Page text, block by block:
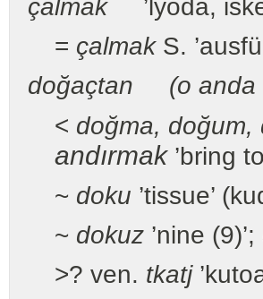
çalmak’lyödä,
= çalmakS.
doğaçtan (o anda
< doğma, doğum,
andırmak’bring
~ doku ’tissue’
~ dokuz ’nine (9)’;
>? ven. tkatj